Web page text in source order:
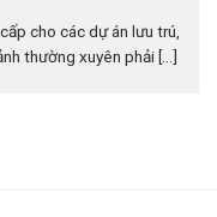
cho các dự án lưu trú,
thường xuyên phải [...]